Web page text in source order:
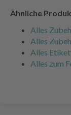
Ähnliche
Alles
Alles
Alles
Alles zum